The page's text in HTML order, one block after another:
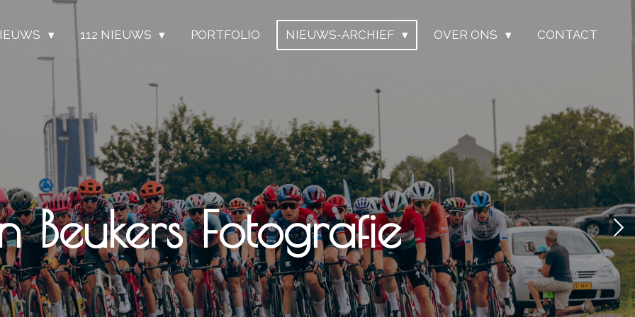
112 NIEUWS PORTFOLIO NIEUWS-ARCHIEF OVER ONS CONTACT
Beukers Fotografie